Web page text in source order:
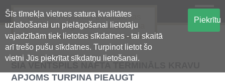
Šīs tīmekļa vietnes satura kvalitātes
uzlabošanai un pielāgošanai lietotāju
vajadzībām tiek lietotas sīkdatnes - tai skaitā
arī trešo pušu sīkdatnes. Turpinot lietot šo
vietni Jūs piekrītat sīkdatņu lietošanai.
Piekrītu
Oficiālā regulētās informācijas
centralizētā glabāšanas sistēma
SIA VENTSPILS NAFTA TERMINĀLS KRAVU
APJOMS TURPINA PIEAUGT